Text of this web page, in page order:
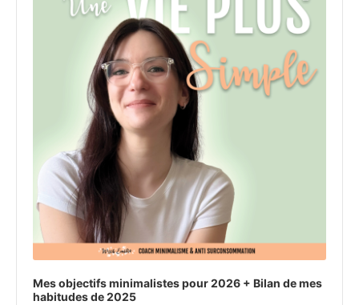
Mes objectifs minimalistes pour 2026 + Bilan de mes
habitudes de 2025